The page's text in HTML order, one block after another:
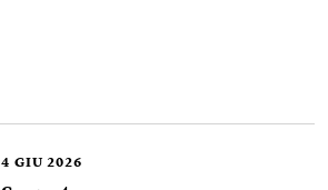
4 GIU 2026